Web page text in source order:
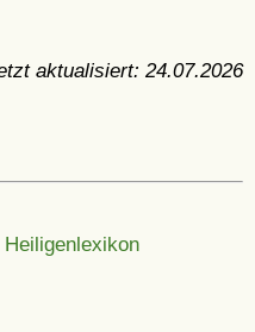
aktualisiert: 24.07.2026